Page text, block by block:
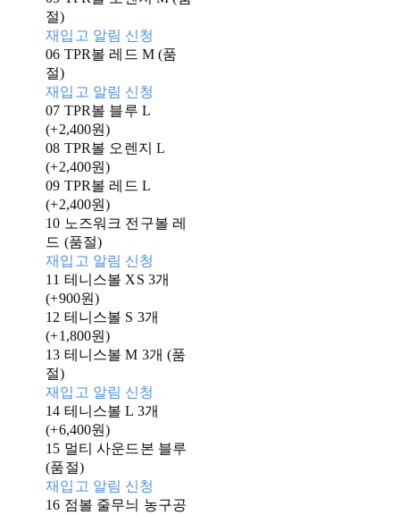
절)
재입고 알림 신청
06 TPR볼 레드 M (품
절)
재입고 알림 신청
07 TPR볼 블루 L
(+2,400원)
08 TPR볼 오렌지 L
(+2,400원)
09 TPR볼 레드 L
(+2,400원)
10 노즈워크 전구볼 레
드 (품절)
재입고 알림 신청
11 테니스볼 XS 3개
(+900원)
12 테니스볼 S 3개
(+1,800원)
13 테니스볼 M 3개 (품
절)
재입고 알림 신청
14 테니스볼 L 3개
(+6,400원)
15 멀티 사운드본 블루
(품절)
재입고 알림 신청
16 점볼 줄무늬 농구공